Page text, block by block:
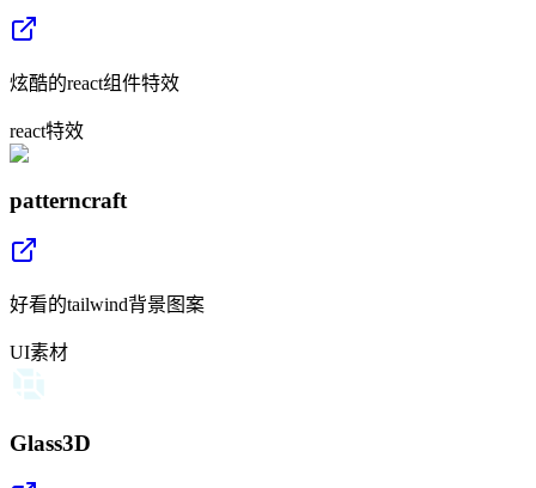
炫酷的react组件特效
react特效
patterncraft
好看的tailwind背景图案
UI素材
Glass3D